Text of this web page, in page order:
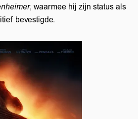
, waarmee hij zijn status als
bevestigde.